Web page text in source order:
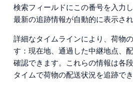
検索フィールドにこの番号を入力
最新の追跡情報が自動的に表示され
詳細なタイムラインにより、荷物
す：現在地、通過した中継地点、
確認できます。これらの情報は各
タイムで荷物の配送状況を追跡でき